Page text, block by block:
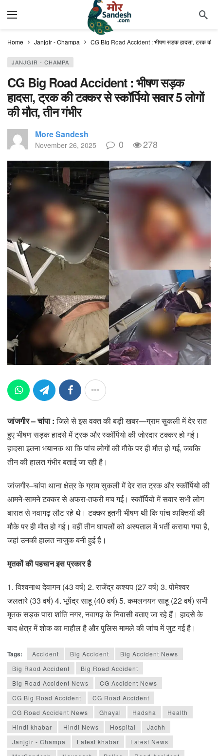
Home Janjgir - Champa CG Big Road Accident : भीषण सड़क हादसा, ट्रक की
JANJGIR - CHAMPA
CG Big Road Accident : भीषण सड़क
हादसा, ट्रक की टक्कर से स्कॉर्पियो सवार 5 लोगों
की मौत, तीन गंभीर
More Sandesh
November 26, 2025 0 278
जांजगीर – चांपा :जिले से इस वक्त की बड़ी खबर—ग्राम सुकली में देर रात
हुए भीषण सड़क हादसे में ट्रक और स्कॉर्पियो की जोरदार टक्कर हो गई।
हादसा इतना भयानक था कि पांच लोगों की मौके पर ही मौत हो गई, जबकि
तीन की हालत गंभीर बताई जा रही है।
जांजगीर–चांपा थाना क्षेत्र के ग्राम सुकली में देर रात ट्रक और स्कॉर्पियो की
आमने-सामने टक्कर से अफरा-तफरी मच गई। स्कॉर्पियो में सवार सभी लोग
बारात से नवागढ़ लौट रहे थे। टक्कर इतनी भीषण थी कि पांच व्यक्तियों की
मौके पर ही मौत हो गई। वहीं तीन घायलों को अस्पताल में भर्ती कराया गया है,
जहां उनकी हालत नाजुक बनी हुई है।
मृतकों की पहचान इस प्रकार है
1. विश्वनाथ देवागन (43 वर्ष) 2. राजेंद्र कश्यप (27 वर्ष) 3. पोमेश्वर
जलतारे (33 वर्ष) 4. भूपेंद्र साहू (40 वर्ष) 5. कमलनयन साहू (22 वर्ष) सभी
मृतक सड़क पारा शांति नगर, नवागढ़ के निवासी बताए जा रहे हैं। हादसे के
बाद क्षेत्र में शोक का माहौल है और पुलिस मामले की जांच में जुट गई है।
Tags: Accident Big Accident
Big Accident News
Big Raod Accident
Big Road Accident
Big Road Accident News
CG Accident News
CG Big Road Accident
CG Road Accident
CG Road Accident News
Ghayal Hadsha
Health
Hindi khabar
Hindi News Hospital
Jachh
Janjgir - Champa
Latest khabar
Latest News